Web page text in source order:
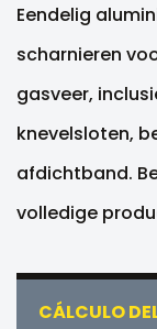
Eendelig
scharnieren
gasveer,
knevelsloten,
afdichtband.
volledige
CÁLCULO